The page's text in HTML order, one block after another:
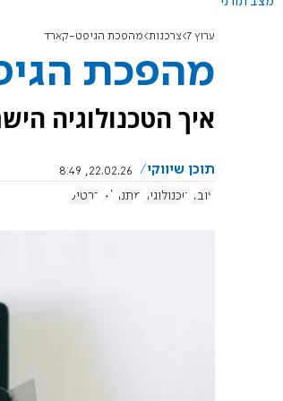
ערוץ 7 צרכנות מהפכת הגיפט-קארד
מהפכת
איך הטכנולוגיה
תוכן שיווקי
22.02.26, 8:49
עובד טכנולוגיה מתנה AI כרטיס